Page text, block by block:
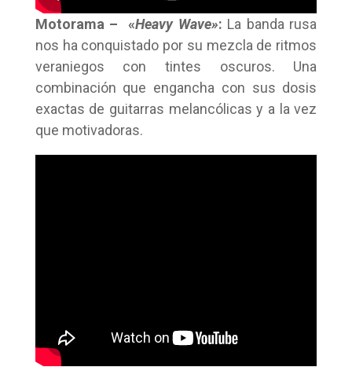
Motorama – «Heavy Wave»: La banda rusa
nos ha conquistado por su mezcla de ritmos
veraniegos con tintes oscuros. Una
combinación que engancha con sus dosis
exactas de guitarras melancólicas y a la vez
que motivadoras.